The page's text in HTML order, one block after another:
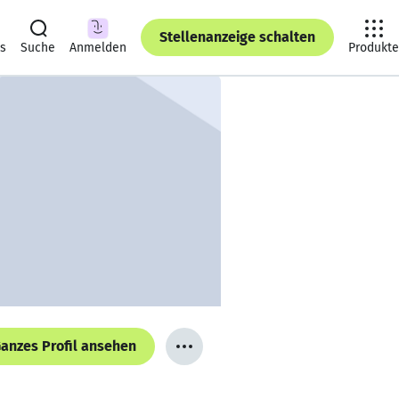
Suche Anmelden
Stellenanzeige schalten
Produkte
Profil ansehen